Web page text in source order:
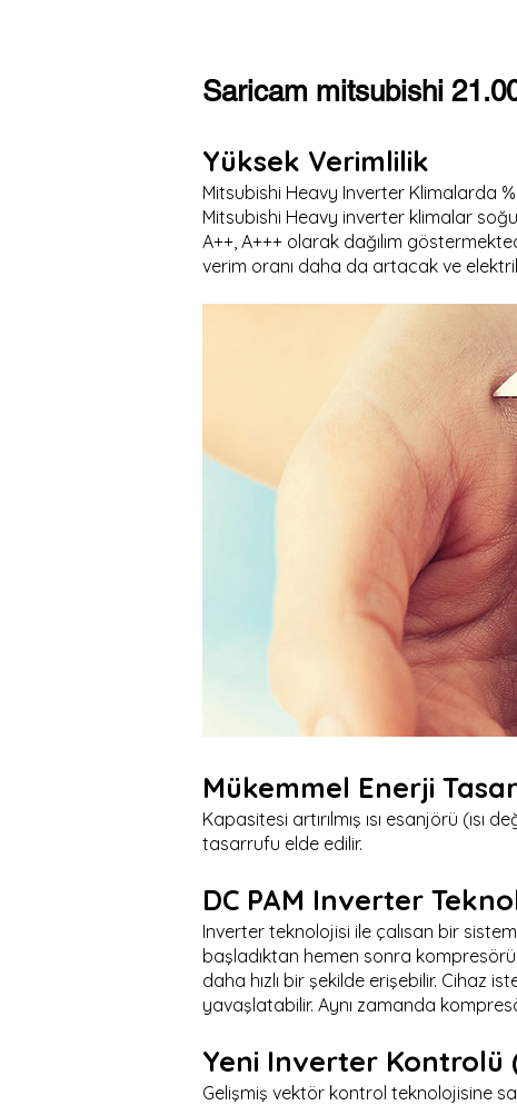
Saricam mitsubishi
Yüksek Verimlilik
Mitsubishi Heavy Inverter Klimalarda
Mitsubishi Heavy inverter klimalar
A++, A+++ olarak dağılım
verim oranı daha da artacak ve
Mükemmel Enerji
Kapasitesi artırılmış ısı esanjörü
tasarrufu elde edilir.
DC PAM Inverter
Inverter teknolojisi ile çalısan bir
başladıktan hemen sonra
daha hızlı bir şekilde erişebilir. Cihaz
yavaşlatabilir. Aynı zamanda
Yeni Inverter
Gelişmiş vektör kontrol teknolojisine